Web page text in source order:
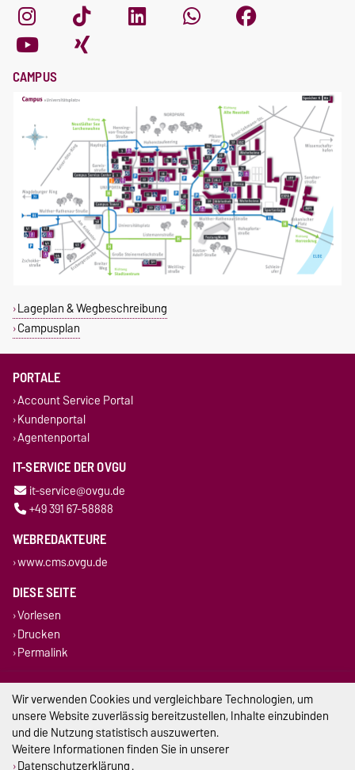
CAMPUS
Lageplan & Wegbeschreibung
Campusplan
PORTALE
Account Service Portal
Kundenportal
Agentenportal
IT-SERVICE DER OVGU
it-service@ovgu.de
+49 391 67-58888
WEBREDAKTEURE
www.cms.ovgu.de
DIESE SEITE
Vorlesen
Drucken
Permalink
Impressum
Datenschutz
Barrierefreiheit
Wir verwenden Cookies und vergleichbare Technologien, um
unsere Website zuverlässig bereitzustellen, Inhalte einzubinden
und die Nutzung statistisch auszuwerten.
Weitere Informationen finden Sie in unserer
Datenschutzerklärung.